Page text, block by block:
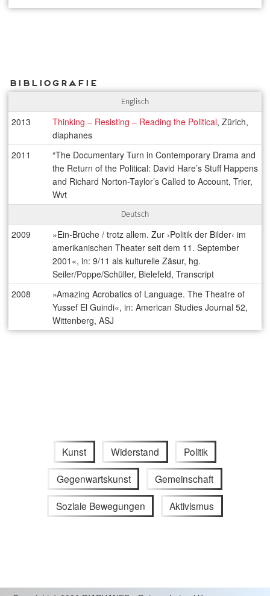
Bibliografie
Englisch
2013 Thinking – Resisting – Reading the Political, Zürich,
diaphanes
2011
“The Documentary Turn in Contemporary Drama and
the Return of the Political: David Hare’s Stuff Happens
and Richard Norton-Taylor’s Called to Account, Trier,
Wvt
Deutsch
2009
»Ein-Brüche / trotz allem. Zur ›Politik der Bilder‹ im
amerikanischen Theater seit dem 11. September
2001«, in: 9/11 als kulturelle Zäsur, hg.
Seiler/Poppe/Schüller, Bielefeld, Transcript
2008
»Amazing Acrobatics of Language. The Theatre of
Yussef El Guindi«, in: American Studies Journal 52,
Wittenberg, ASJ
Kunst Widerstand Politik
Gegenwartskunst Gemeinschaft
Soziale Bewegungen Aktivismus